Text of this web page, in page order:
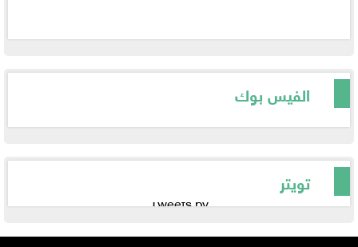
الفيس بوك
تويتر
Tweets by